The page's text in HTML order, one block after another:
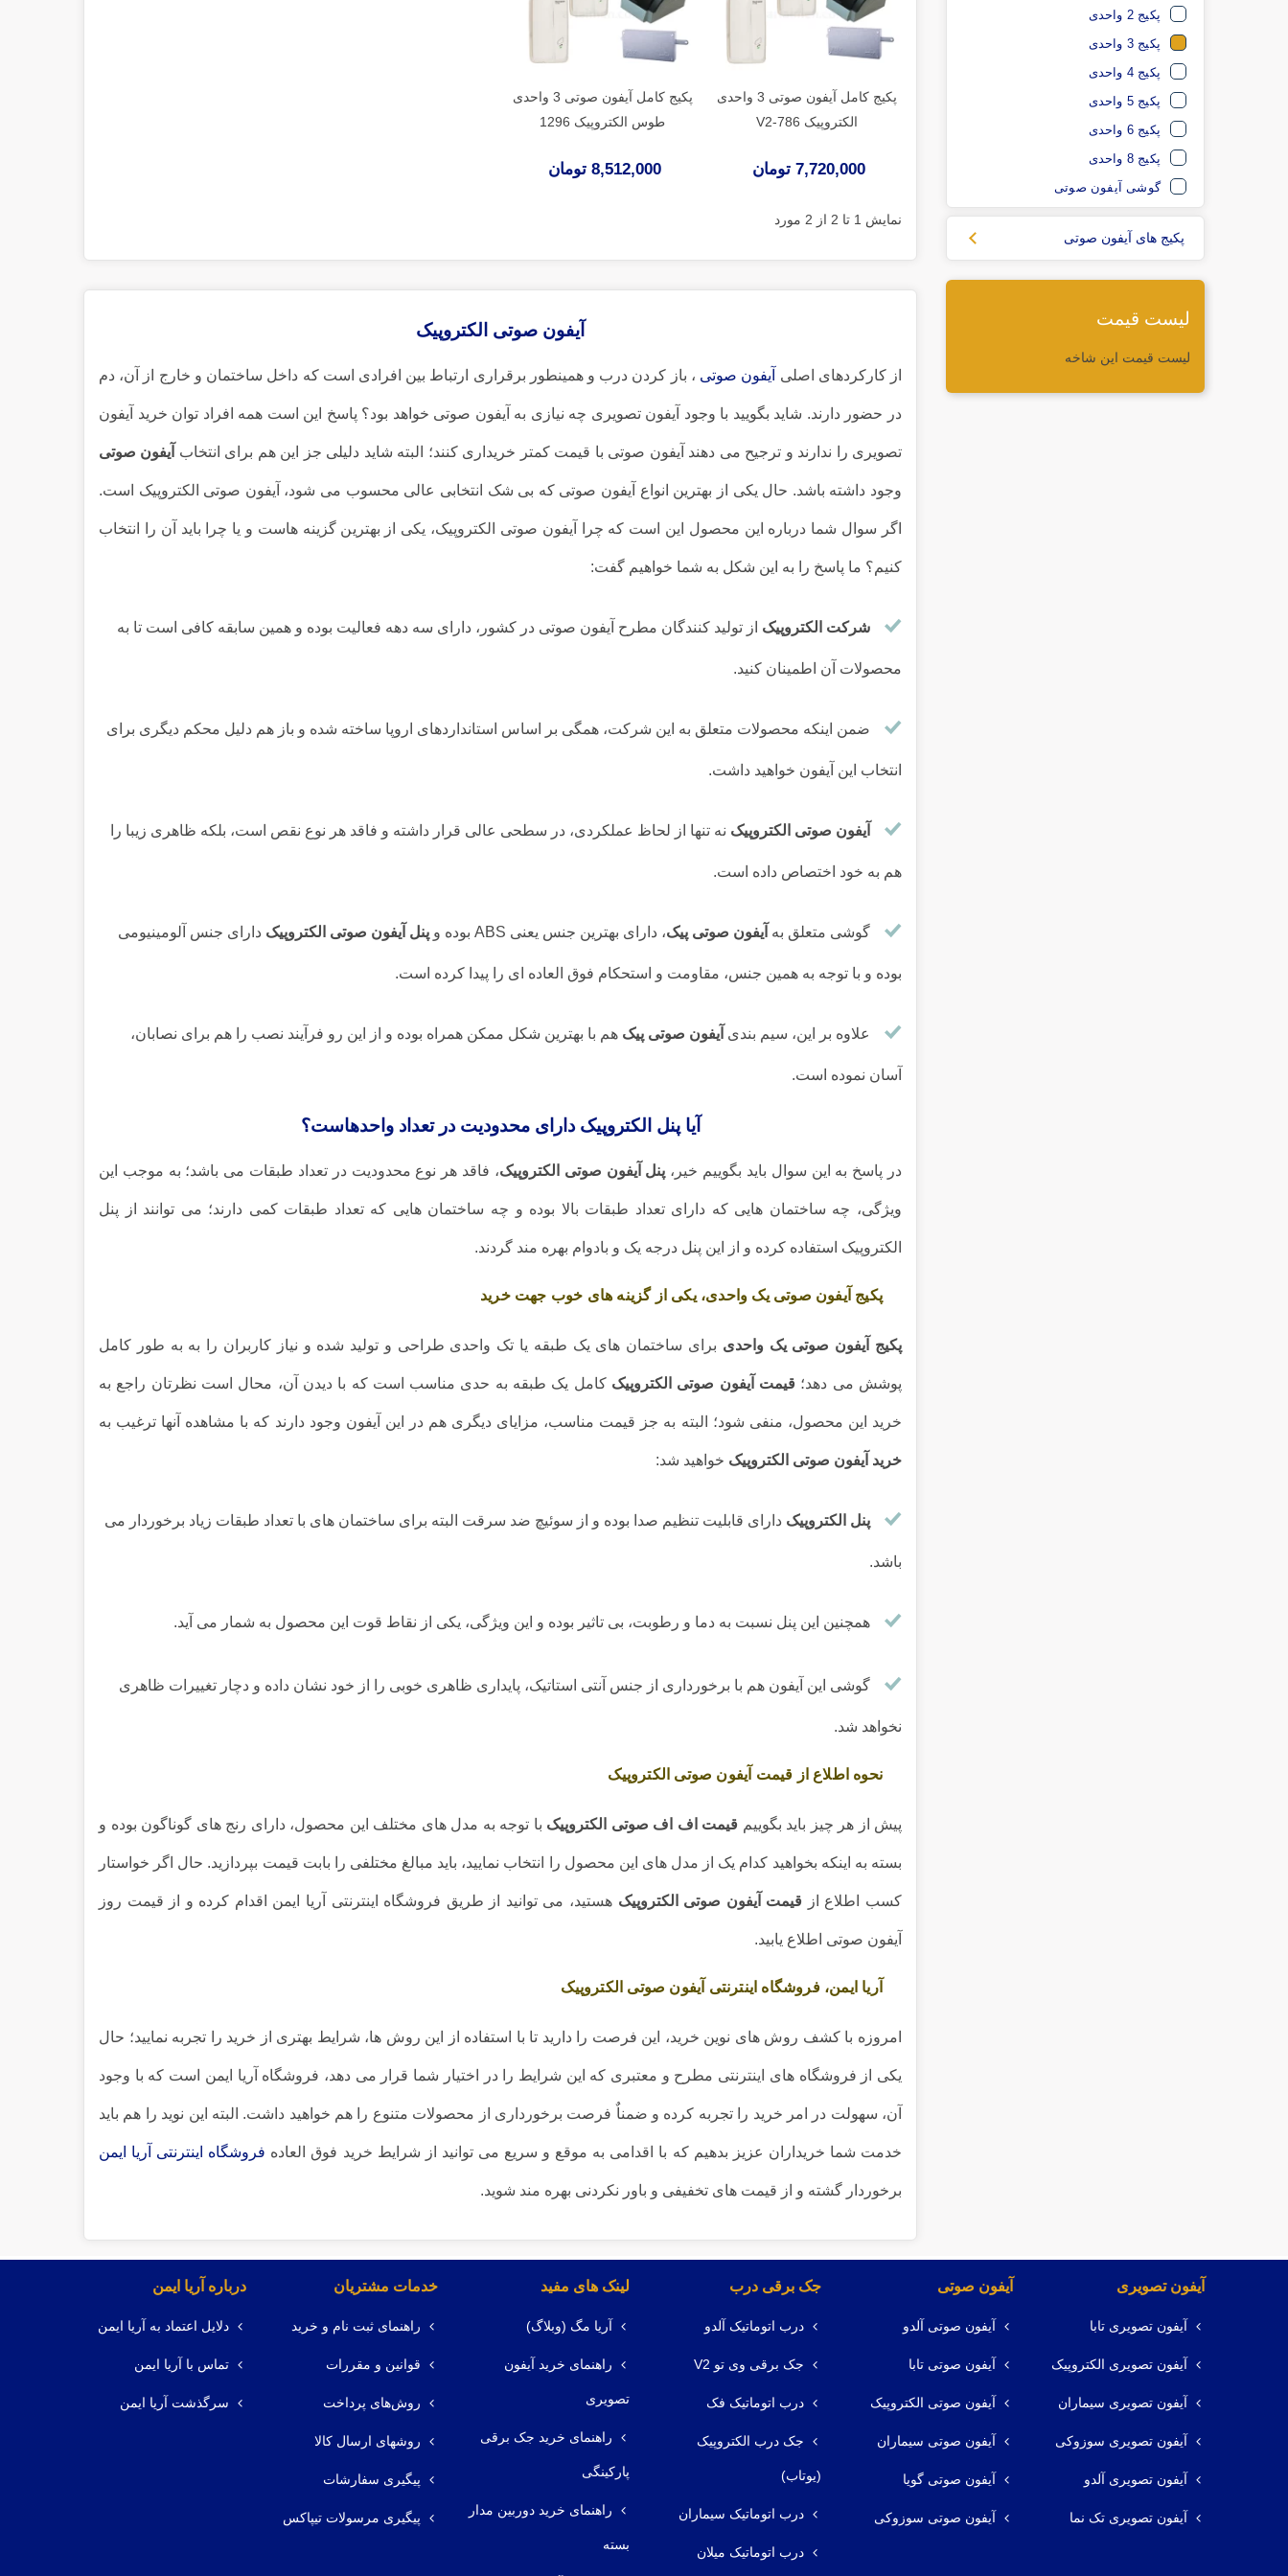
پکیج 2 واحدی
پکیج 3 واحدی
پکیج 4 واحدی
پکیج 5 واحدی
پکیج 6 واحدی
پکیج 8 واحدی
گوشی آیفون صوتی
پکیج های آیفون صوتی
لیست قیمت
لیست قیمت این شاخه
پکیج کامل آیفون صوتی 3 واحدی
الکتروپیک V2-786
7,720,000 تومان
پکیج کامل آیفون صوتی 3 واحدی
طوس الکتروپیک 1296
8,512,000 تومان
نمایش 1 تا 2 از 2 مورد
آیفون صوتی الکتروپیک
از کارکردهای اصلی آیفون صوتی ، باز کردن درب و همینطور برقراری ارتباط بین افرادی است که داخل ساختمان و خارج از آن، دم
در حضور دارند. شاید بگویید با وجود آیفون تصویری چه نیازی به آیفون صوتی خواهد بود؟ پاسخ این است همه افراد توان خرید آیفون
تصویری را ندارند و ترجیح می دهند آیفون صوتی با قیمت کمتر خریداری کنند؛ البته شاید دلیلی جز این هم برای انتخاب آیفون صوتی
وجود داشته باشد. حال یکی از بهترین انواع آیفون صوتی که بی شک انتخابی عالی محسوب می شود، آیفون صوتی الکتروپیک است.
اگر سوال شما درباره این محصول این است که چرا آیفون صوتی الکتروپیک، یکی از بهترین گزینه هاست و یا چرا باید آن را انتخاب
کنیم؟ ما پاسخ را به این شکل به شما خواهیم گفت:
شرکت الکتروپیک از تولید کنندگان مطرح آیفون صوتی در کشور، دارای سه دهه فعالیت بوده و همین سابقه کافی است تا به
محصولات آن اطمینان کنید.
ضمن اینکه محصولات متعلق به این شرکت، همگی بر اساس استانداردهای اروپا ساخته شده و باز هم دلیل محکم دیگری برای
انتخاب این آیفون خواهید داشت.
آیفون صوتی الکتروپیک نه تنها از لحاظ عملکردی، در سطحی عالی قرار داشته و فاقد هر نوع نقص است، بلکه ظاهری زیبا را
هم به خود اختصاص داده است.
گوشی متعلق به آیفون صوتی پیک، دارای بهترین جنس یعنی ABS بوده و پنل آیفون صوتی الکتروپیک دارای جنس آلومینیومی
بوده و با توجه به همین جنس، مقاومت و استحکام فوق العاده ای را پیدا کرده است.
علاوه بر این، سیم بندی آیفون صوتی پیک هم با بهترین شکل ممکن همراه بوده و از این رو فرآیند نصب را هم برای نصابان،
آسان نموده است.
آیا پنل الکتروپیک دارای محدودیت در تعداد واحدهاست؟
در پاسخ به این سوال باید بگوییم خیر، پنل آیفون صوتی الکتروپیک، فاقد هر نوع محدودیت در تعداد طبقات می باشد؛ به موجب این
ویژگی، چه ساختمان هایی که دارای تعداد طبقات بالا بوده و چه ساختمان هایی که تعداد طبقات کمی دارند؛ می توانند از پنل
الکتروپیک استفاده کرده و از این پنل درجه یک و بادوام بهره مند گردند.
پکیج آیفون صوتی یک واحدی، یکی از گزینه های خوب جهت خرید
پکیج آیفون صوتی یک واحدی برای ساختمان های یک طبقه یا تک واحدی طراحی و تولید شده و نیاز کاربران را به به طور کامل
پوشش می دهد؛ قیمت آیفون صوتی الکتروپیک کامل یک طبقه به حدی مناسب است که با دیدن آن، محال است نظرتان راجع به
خرید این محصول، منفی شود؛ البته به جز قیمت مناسب، مزایای دیگری هم در این آیفون وجود دارند که با مشاهده آنها ترغیب به
خرید آیفون صوتی الکتروپیک خواهید شد:
پنل الکتروپیک دارای قابلیت تنظیم صدا بوده و از سوئیچ ضد سرقت البته برای ساختمان های با تعداد طبقات زیاد برخوردار می
باشد.
همچنین این پنل نسبت به دما و رطوبت، بی تاثیر بوده و این ویژگی، یکی از نقاط قوت این محصول به شمار می آید.
گوشی این آیفون هم با برخورداری از جنس آنتی استاتیک، پایداری ظاهری خوبی را از خود نشان داده و دچار تغییرات ظاهری
نخواهد شد.
نحوه اطلاع از قیمت آیفون صوتی الکتروپیک
پیش از هر چیز باید بگوییم قیمت اف اف صوتی الکتروپیک با توجه به مدل های مختلف این محصول، دارای رنج های گوناگون بوده و
بسته به اینکه بخواهید کدام یک از مدل های این محصول را انتخاب نمایید، باید مبالغ مختلفی را بابت قیمت بپردازید. حال اگر خواستار
کسب اطلاع از قیمت آیفون صوتی الکتروپیک هستید، می توانید از طریق فروشگاه اینترنتی آریا ایمن اقدام کرده و از قیمت روز
آیفون صوتی اطلاع یابید.
آریا ایمن، فروشگاه اینترنتی آیفون صوتی الکتروپیک
امروزه با کشف روش های نوین خرید، این فرصت را دارید تا با استفاده از این روش ها، شرایط بهتری از خرید را تجربه نمایید؛ حال
یکی از فروشگاه های اینترنتی مطرح و معتبری که این شرایط را در اختیار شما قرار می دهد، فروشگاه آریا ایمن است که با وجود
آن، سهولت در امر خرید را تجربه کرده و ضمناٌ فرصت برخورداری از محصولات متنوع را هم خواهید داشت. البته این نوید را هم باید
خدمت شما خریداران عزیز بدهیم که با اقدامی به موقع و سریع می توانید از شرایط خرید فوق العاده فروشگاه اینترنتی آریا ایمن
برخوردار گشته و از قیمت های تخفیفی و باور نکردنی بهره مند شوید.
آیفون تصویری
آیفون تصویری تابا
آیفون تصویری الکتروپیک
آیفون تصویری سیماران
آیفون تصویری سوزوکی
آیفون تصویری آلدو
آیفون تصویری تک نما
آیفون صوتی
آیفون صوتی آلدو
آیفون صوتی تابا
آیفون صوتی الکتروپیک
آیفون صوتی سیماران
آیفون صوتی گویا
آیفون صوتی سوزوکی
جک برقی درب
درب اتوماتیک آلدو
جک برقی وی تو V2
درب اتوماتیک فک
جک درب الکتروپیک
(یوتاب)
درب اتوماتیک سیماران
درب اتوماتیک میلان
لینک های مفید
آریا مگ (وبلاگ)
راهنمای خرید آیفون
تصویری
راهنمای خرید جک برقی
پارکینگی
راهنمای خرید دوربین مدار
بسته
خدمات مشتریان
راهنمای ثبت نام و خرید
قوانین و مقررات
روش‌های پرداخت
روشهای ارسال کالا
پیگیری سفارشات
پیگیری مرسولات تیپاکس
درباره آریا ایمن
دلایل اعتماد به آریا ایمن
تماس با آریا ایمن
سرگذشت آریا ایمن